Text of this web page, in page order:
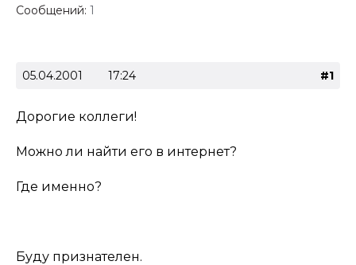
Сообщений: 1
05.04.2001 17:24 #1
Дорогие коллеги!
Можно ли найти его в интернет?
Где именно?
Буду признателен.